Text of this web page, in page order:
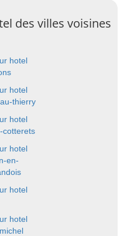
des villes voisines
hotel
hotel
thierry
hotel
cotterets
hotel
en-
hotel
hotel